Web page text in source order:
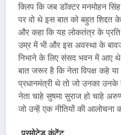
क्लिप कि जब डॉक्टर मनमोहन
पर वो थे इस बात को बहुत शिद्दत
और कहा कि यह लोकतंत्र के प्रति
उम्र में भी और इस अवस्था के
निभाने के लिए संसद भवन में आए थे
बात जरूर है कि नेता विपक्ष कहे
प्रधानमंत्री थे तो जो उनका उनके
नेता चाहे सुषमा सुराज हो चाहे
जो उन्हें एक नीतियों की आलोचना